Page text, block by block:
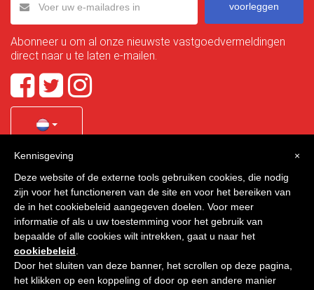
voorleggen
Abonneer u om al onze nieuwste vastgoedvermeldingen
direct naar u te laten e-mailen.
Quality Homes Costa Calida
is a registered trademark of
La Manga Holiday Home SL duly registered with CIF / tax
no. B-30750053 and address: Bella Luz 07-05, 30389 La
Manga Club, Cartagena, Murcia, Spain.
Quality Homes Costa Cálida - Alle rechten voorbehouden
×
Kennisgeving
Deze website of de externe tools gebruiken cookies, die nodig
zijn voor het functioneren van de site en voor het bereiken van
de in het cookiebeleid aangegeven doelen. Voor meer
informatie of als u uw toestemming voor het gebruik van
bepaalde of alle cookies wilt intrekken, gaat u naar het
cookiebeleid
Door het sluiten van deze banner, het scrollen op deze pagina,
het klikken op een koppeling of door op een andere manier